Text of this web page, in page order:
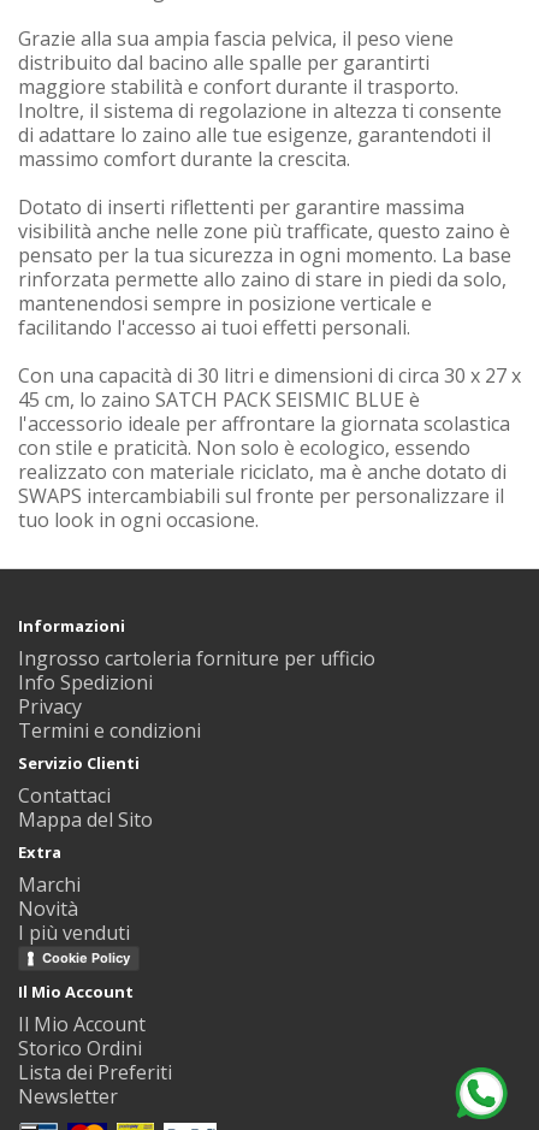
Grazie alla sua ampia fascia pelvica, il peso viene
distribuito dal bacino alle spalle per garantirti
maggiore stabilità e confort durante il trasporto.
Inoltre, il sistema di regolazione in altezza ti consente
di adattare lo zaino alle tue esigenze, garantendoti il
massimo comfort durante la crescita.
Dotato di inserti riflettenti per garantire massima
visibilità anche nelle zone più trafficate, questo zaino è
pensato per la tua sicurezza in ogni momento. La base
rinforzata permette allo zaino di stare in piedi da solo,
mantenendosi sempre in posizione verticale e
facilitando l'accesso ai tuoi effetti personali.
Con una capacità di 30 litri e dimensioni di circa 30 x 27 x
45 cm, lo zaino SATCH PACK SEISMIC BLUE è
l'accessorio ideale per affrontare la giornata scolastica
con stile e praticità. Non solo è ecologico, essendo
realizzato con materiale riciclato, ma è anche dotato di
SWAPS intercambiabili sul fronte per personalizzare il
tuo look in ogni occasione.
Informazioni
Ingrosso cartoleria forniture per ufficio
Info Spedizioni
Privacy
Termini e condizioni
Servizio Clienti
Contattaci
Mappa del Sito
Extra
Marchi
Novità
I più venduti
Cookie Policy
Il Mio Account
Il Mio Account
Storico Ordini
Lista dei Preferiti
Newsletter